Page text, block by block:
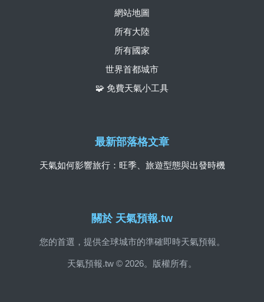
關於 天氣預報.tw
您的首選，提供全球城市的準確即時天氣預報。
天氣預報.tw © 2026。版權所有。
網站地圖
所有大陸
所有國家
世界首都城市
🧩 免費天氣小工具
最新部落格文章
天氣如何影響旅行：旺季、旅遊型態與出發時機